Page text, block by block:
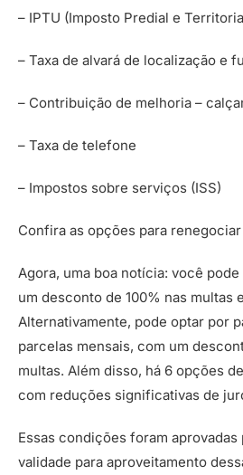
– IPTU (Imposto Predial e
– Taxa de alvará de localização e
– Contribuição de melhoria –
– Taxa de telefone
– Impostos sobre serviços (ISS)
Confira as opções para
Agora, uma boa notícia: você
um desconto de 100% nas multas
Alternativamente, pode optar por
parcelas mensais, com um
multas. Além disso, há 6 opções
com reduções significativas de
Essas condições foram aprovadas
validade para aproveitamento